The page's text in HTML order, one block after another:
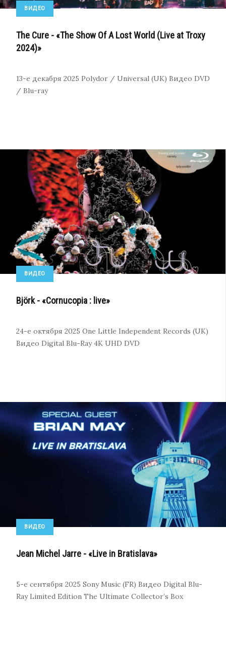
ВИДЕО
The Cure - «The Show Of A Lost World (Live at Troxy
2024)»
13-е декабря 2025 Polydor / Universal (UK) Видео DVD
/ Blu-ray
ВИДЕО
Björk - «Cornucopia : live»
24-е октября 2025 One Little Independent Records (UK)
Видео Digital Blu-Ray4K UHD DVD
ВИДЕО
Jean Michel Jarre - «Live in Bratislava»
5-е сентября 2025 Sony Music (FR) Видео Digital Blu-
Ray Limited Edition The Ultimate Collector’s Box